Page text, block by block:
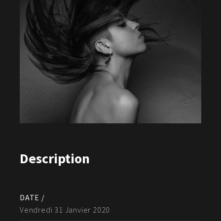
Description
DATE /
Vendredi 31 Janvier 2020